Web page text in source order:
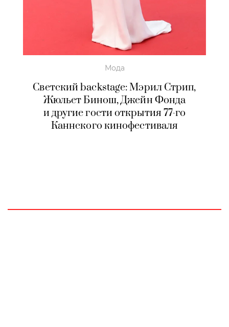
Мода
Светский backstage: Мэрил Стрип,
Жюльет Бинош, Джейн Фонда
и другие гости открытия 77-го
Каннского кинофестиваля